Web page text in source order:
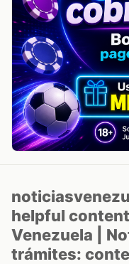
helpful
Venezuela |
trámites: